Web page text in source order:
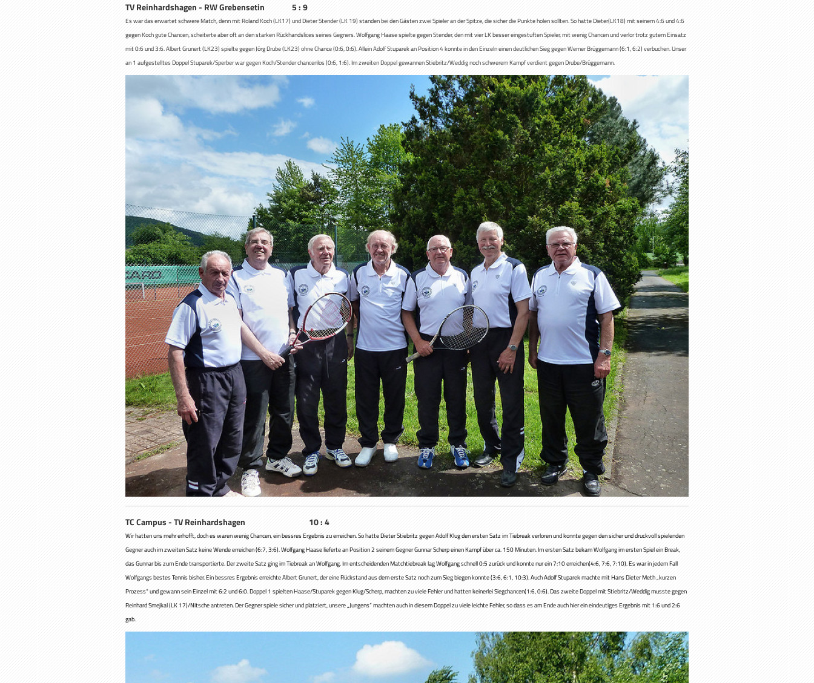
TV Reinhardshagen - RW Grebensetin 5 : 9
Es war das erwartet schwere Match, denn mit Roland Koch (LK17) und Dieter Stender (LK 19) standen bei den Gästen zwei Spieler an der Spitze, die sicher die Punkte holen sollten. So hatte Dieter(LK18) mit seinem 4:6 und 4:6
gegen Koch gute Chancen, scheiterte aber oft an den starken Rückhandslices seines Gegners. Wolfgang Haase spielte gegen Stender, den mit vier LK besser eingestuften Spieler, mit wenig Chancen und verlor trotz gutem Einsatz
mit 0:6 und 3:6. Albert Grunert (LK23) spielte gegen Jörg Drube (LK23) ohne Chance (0:6, 0:6). Allein Adolf Stuparek an Position 4 konnte in den Einzeln einen deutlichen Sieg gegen Werner Brüggemann (6:1, 6:2) verbuchen. Unser
an 1 aufgestelltes Doppel Stuparek/Sperber war gegen Koch/Stender chancenlos (0:6, 1:6). Im zweiten Doppel gewannen Stiebritz/Weddig noch schwerem Kampf verdient gegen Drube/Brüggemann.
TC Campus - TV Reinhardshagen 10 : 4
Wir hatten uns mehr erhofft, doch es waren wenig Chancen, ein bessres Ergebnis zu erreichen. So hatte Dieter Stiebritz gegen Adolf Klug den ersten Satz im Tiebreak verloren und konnte gegen den sicher und druckvoll spielenden
Gegner auch im zweiten Satz keine Wende erreichen (6:7, 3:6). Wolfgang Haase lieferte an Position 2 seinem Gegner Gunnar Scherp einen Kampf über ca. 150 Minuten. Im ersten Satz bekam Wolfgang im ersten Spiel ein Break,
das Gunnar bis zum Ende transportierte. Der zweite Satz ging im Tiebreak an Wolfgang. Im entscheidenden Matchtiebreak lag Wolfgang schnell 0:5 zurück und konnte nur ein 7:10 erreichen(4:6, 7:6, 7:10). Es war in jedem Fall
Wolfgangs bestes Tennis bisher. Ein bessres Ergebnis erreichte Albert Grunert, der eine Rückstand aus dem erste Satz noch zum Sieg biegen konnte (3:6, 6:1, 10:3). Auch Adolf Stuparek machte mit Hans Dieter Meth „kurzen
Prozess“ und gewann sein Einzel mit 6:2 und 6:0. Doppel 1 spielten Haase/Stuparek gegen Klug/Scherp, machten zu viele Fehler und hatten keinerlei Siegchancen(1:6, 0:6). Das zweite Doppel mit Stiebritz/Weddig musste gegen
Reinhard Smejkal (LK 17)/Nitsche antreten. Der Gegner spiele sicher und platziert, unsere „Jungens“ machten auch in diesem Doppel zu viele leichte Fehler, so dass es am Ende auch hier ein eindeutiges Ergebnis mit 1:6 und 2:6
gab.